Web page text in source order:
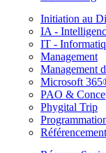
Initiation au
IA -
IT -
Management
Management
Microsoft
PAO &
Phygital Trip